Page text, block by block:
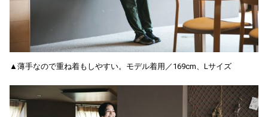
▲薄手なので重ね着もしやすい。モデル着用／169cm、Lサイズ